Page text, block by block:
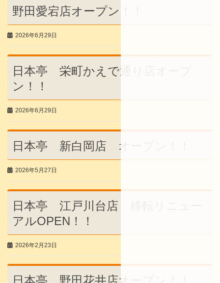
野田愛宕店オープン！！
2026年6月29日
日本亭 栄町かえで通り店オープ
ン！！
2026年6月29日
日本亭 新白岡店 オープン！！
2026年5月27日
日本亭 江戸川台店 移転リニュー
アルOPEN！！
2026年2月23日